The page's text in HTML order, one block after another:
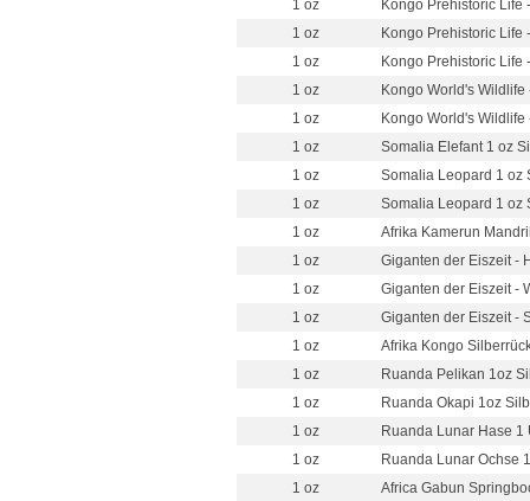
1 oz
Kongo Prehistoric Life
1 oz
Kongo Prehistoric
1 oz
Kongo Prehistoric Life
1 oz
Kongo World's
1 oz
Kongo World's
1 oz
Somalia Elefant 1 oz
1 oz
Somalia Leopard 1 oz
1 oz
Somalia Leopard 1 oz
1 oz
Afrika Kamerun
1 oz
Giganten der Eiszeit -
1 oz
Giganten der Eiszeit -
1 oz
Giganten der Eiszeit -
1 oz
Afrika Kongo
1 oz
Ruanda Pelikan 1oz
1 oz
Ruanda Okapi 1oz
1 oz
Ruanda Lunar Hase
1 oz
Ruanda Lunar Ochse
1 oz
Africa Gabun